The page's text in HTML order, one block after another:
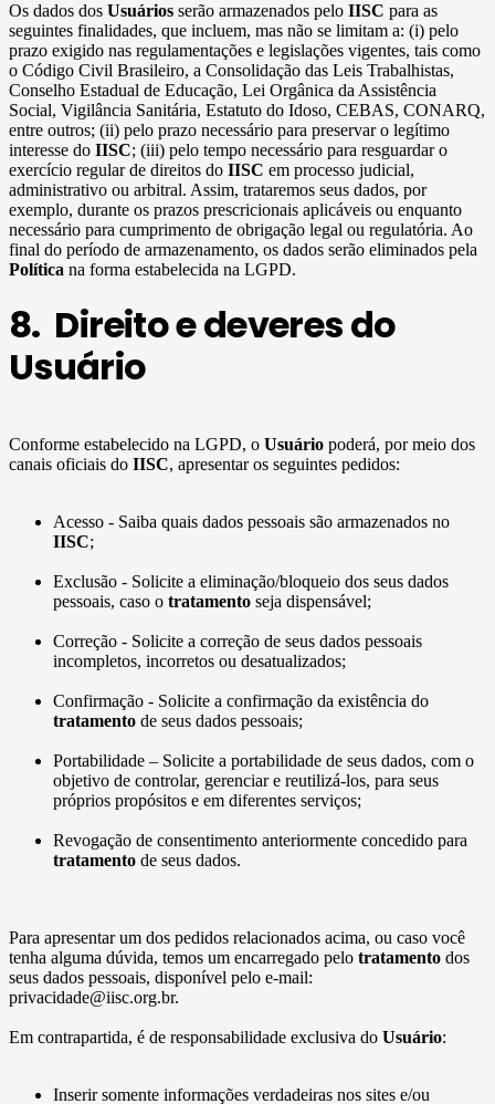
Os dados dos Usuários serão armazenados pelo IISC para as
seguintes finalidades, que incluem, mas não se limitam a: (i) pelo
prazo exigido nas regulamentações e legislações vigentes, tais como
o Código Civil Brasileiro, a Consolidação das Leis Trabalhistas,
Conselho Estadual de Educação, Lei Orgânica da Assistência
Social, Vigilância Sanitária, Estatuto do Idoso, CEBAS, CONARQ,
entre outros; (ii) pelo prazo necessário para preservar o legítimo
interesse do IISC; (iii) pelo tempo necessário para resguardar o
exercício regular de direitos do IISC em processo judicial,
administrativo ou arbitral. Assim, trataremos seus dados, por
exemplo, durante os prazos prescricionais aplicáveis ou enquanto
necessário para cumprimento de obrigação legal ou regulatória. Ao
final do período de armazenamento, os dados serão eliminados pela
Política na forma estabelecida na LGPD.
8. Direito e deveres do
Usuário
Conforme estabelecido na LGPD, o Usuário poderá, por meio dos
canais oficiais do IISC, apresentar os seguintes pedidos:
Acesso - Saiba quais dados pessoais são armazenados no
IISC;
Exclusão - Solicite a eliminação/bloqueio dos seus dados
pessoais, caso o tratamento seja dispensável;
Correção - Solicite a correção de seus dados pessoais
incompletos, incorretos ou desatualizados;
Confirmação - Solicite a confirmação da existência do
tratamento de seus dados pessoais;
Portabilidade – Solicite a portabilidade de seus dados, com o
objetivo de controlar, gerenciar e reutilizá-los, para seus
próprios propósitos e em diferentes serviços;
Revogação de consentimento anteriormente concedido para
tratamento de seus dados.
Para apresentar um dos pedidos relacionados acima, ou caso você
tenha alguma dúvida, temos um encarregado pelo tratamento dos
seus dados pessoais, disponível pelo e-mail:
privacidade@iisc.org.br.
Em contrapartida, é de responsabilidade exclusiva do Usuário:
Inserir somente informações verdadeiras nos sites e/ou